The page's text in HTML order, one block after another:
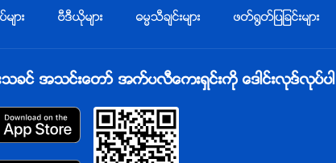
မ်ား ဗီဒီယိုမ်ား ဓမၼသီခ်င္းမ်ား ဖတ္႐ြတ္ျပျခင္းမ်ား
ခင္ အသင္းေတာ္ အက္ပလီေကးရွင္းကို ေဒါင္းလုဒ္လုပ္ပါ